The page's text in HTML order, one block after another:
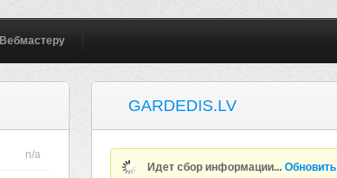
Вебмастеру
n/a
GARDEDIS.LV
Идет сбор информации...Обновить